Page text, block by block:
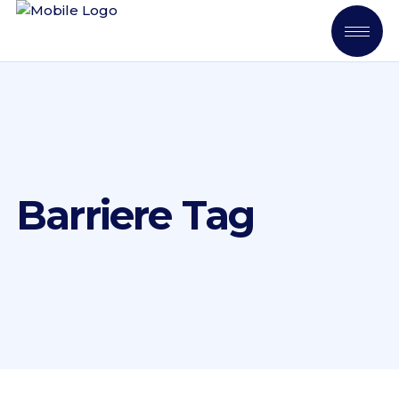
Barriere Tag